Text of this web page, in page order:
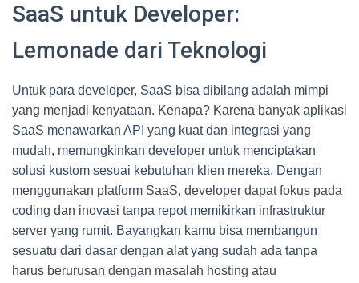
SaaS untuk Developer:
Lemonade dari Teknologi
Untuk para developer, SaaS bisa dibilang adalah mimpi
yang menjadi kenyataan. Kenapa? Karena banyak aplikasi
SaaS menawarkan API yang kuat dan integrasi yang
mudah, memungkinkan developer untuk menciptakan
solusi kustom sesuai kebutuhan klien mereka. Dengan
menggunakan platform SaaS, developer dapat fokus pada
coding dan inovasi tanpa repot memikirkan infrastruktur
server yang rumit. Bayangkan kamu bisa membangun
sesuatu dari dasar dengan alat yang sudah ada tanpa
harus berurusan dengan masalah hosting atau